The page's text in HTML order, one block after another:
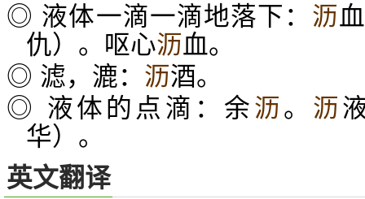
◎ 液体一滴一滴地落下： 沥
仇）。呕心沥血。
◎ 滤，漉： 沥酒。
◎ 液体的点滴：余沥。 沥
华）。
英文翻译